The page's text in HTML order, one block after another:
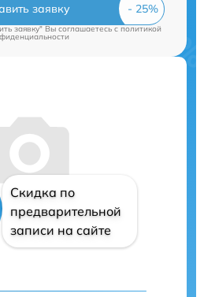
заявку
заявку" Вы соглашаетесь cполитикой
Скидка по
предварительной
записи на сайте